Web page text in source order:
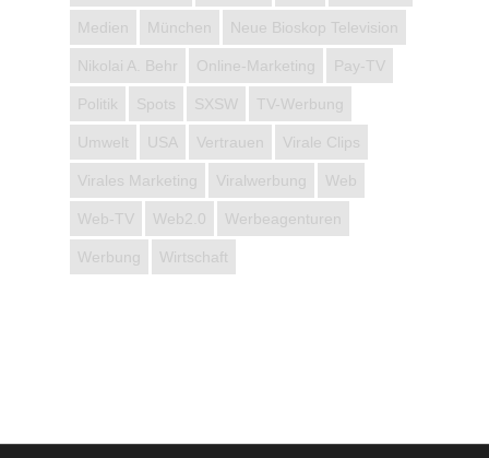
Medien München Neue Bioskop Television
Nikolai A. Behr Online-Marketing Pay-TV
Politik Spots SXSW TV-Werbung
Umwelt USA Vertrauen Virale Clips
Virales Marketing Viralwerbung Web
Web-TV Web2.0 Werbeagenturen
Werbung Wirtschaft